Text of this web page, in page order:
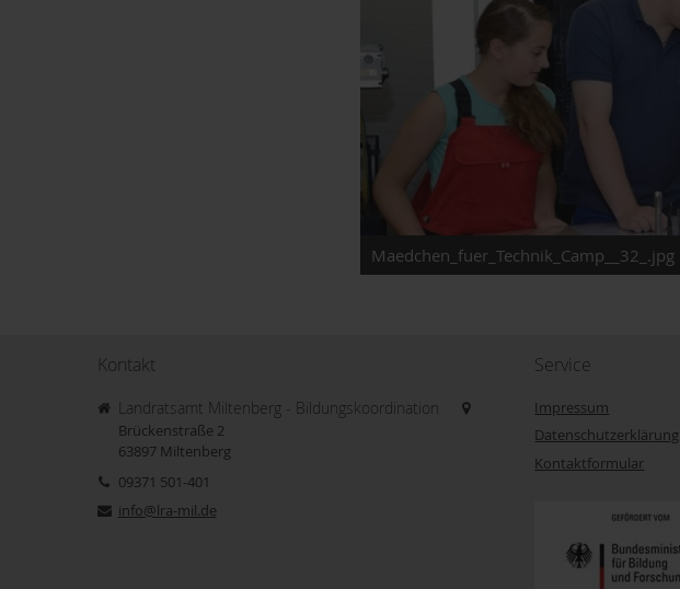
Maedchen_fuer_Technik_Camp__32_.jpg
Kontakt
Landratsamt Miltenberg - Bildungskoordination
Brückenstraße 2
63897 Miltenberg
09371 501-401
info@lra-mil.de
Service
Impressum
Datenschutzerklärung
Kontaktformular